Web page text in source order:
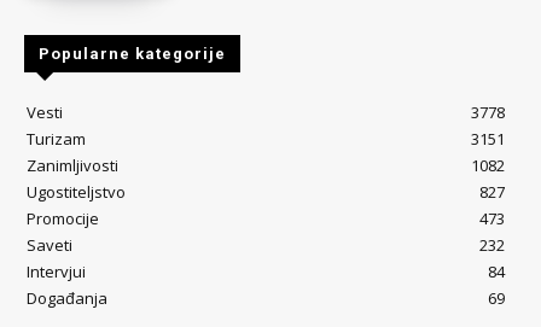
Popularne kategorije
Vesti
3778
Turizam
3151
Zanimljivosti
1082
Ugostiteljstvo
827
Promocije
473
Saveti
232
Intervjui
84
Događanja
69